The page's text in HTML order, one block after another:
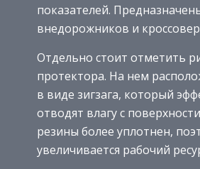
показателей.
внедорожников и
Отдельно стоит отметить
протектора. На нем
в виде зигзага, который
отводят влагу с
резины более уплотнен,
увеличивается рабочий